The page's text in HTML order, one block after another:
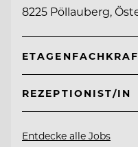
8225 Pöllauberg,
REZEPTIONIST/IN
Entdecke alle Jobs